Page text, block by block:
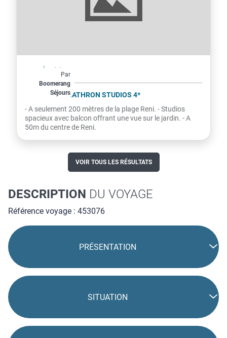
À partir de
424€
par personne
Par
Boomerang
Séjours
Grèce
STAVROS MELATHRON STUDIOS 4*
- A seulement 200 mètres de la plage Reni. - Studios
spacieux avec balcon offrant une vue sur le jardin. - A
50m du centre de Reni.
VOIR TOUS LES RÉSULTATS
DESCRIPTION DU VOYAGE
Référence voyage : 453076
PRÉSENTATION
SITUATION